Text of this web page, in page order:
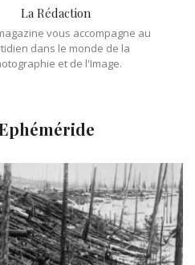
La Rédaction
vous accompagne au
dans le monde de la
et de l'Image.